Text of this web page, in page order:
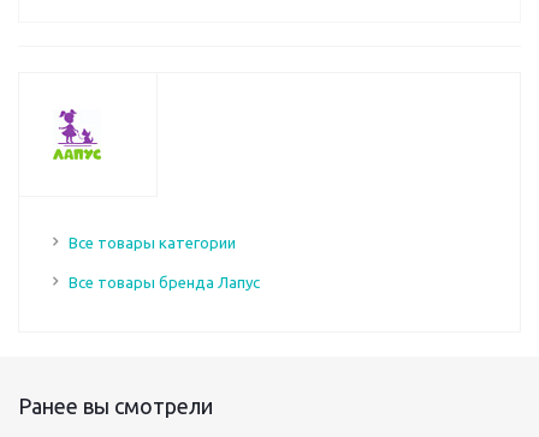
Все товары категории
Все товары бренда Лапус
Ранее вы смотрели